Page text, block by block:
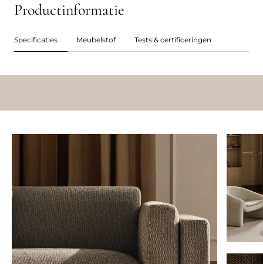
Productinformatie
Specificaties Meubelstof Tests & certificeringen